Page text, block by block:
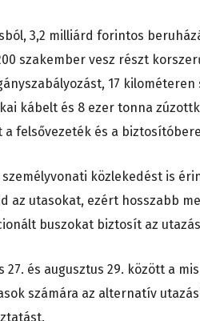
3,2 milliárd forintos
szakember vesz részt
17
kábelt és 8 ezer tonna
a felsővezeték és a
közlekedést is
az utasokat, ezért hosszabb
buszokat biztosít az
27. és augusztus 29. között a
számára az alternatív